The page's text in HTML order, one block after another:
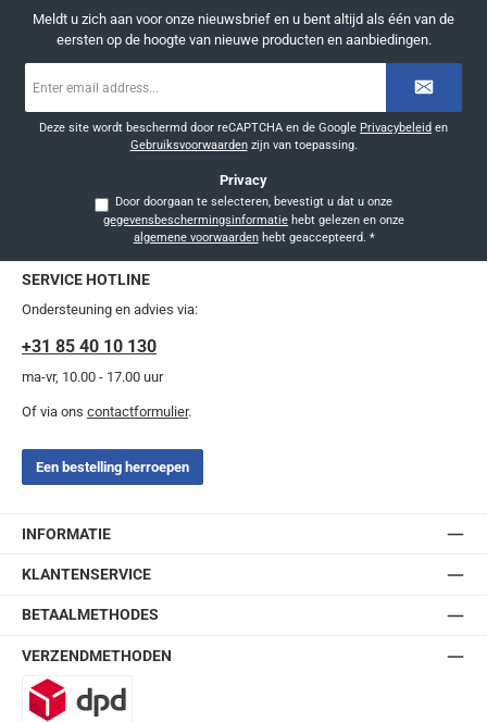
Meldt u zich aan voor onze nieuwsbrief en u bent altijd als één van de
eersten op de hoogte van nieuwe producten en aanbiedingen.
mailadres
Deze site wordt beschermd door reCAPTCHA en de Google Privacybeleid en
Gebruiksvoorwaardenzijn van toepassing.
Privacy
Door doorgaan te selecteren, bevestigt u dat u onze
gegevensbeschermingsinformatie
algemene voorwaardenhebt geaccepteerd. *
SERVICE HOTLINE
Ondersteuning en advies via:
+31 85 40 10 130
ma-vr, 10.00 - 17.00 uur
Of via ons contactformulier.
Een bestelling herroepen
INFORMATIE
KLANTENSERVICE
BETAALMETHODES
VERZENDMETHODEN